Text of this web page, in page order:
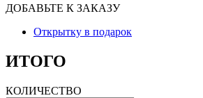
ДОБАВЬТЕ К ЗАКАЗУ
Открытку в подарок
ИТОГО
КОЛИЧЕСТВО